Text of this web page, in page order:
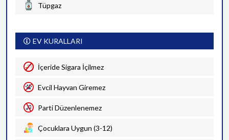
Tüpgaz
EV KURALLARI
İçeride Sigara İçilmez
Evcil Hayvan Giremez
Parti Düzenlenemez
Çocuklara Uygun (3-12)